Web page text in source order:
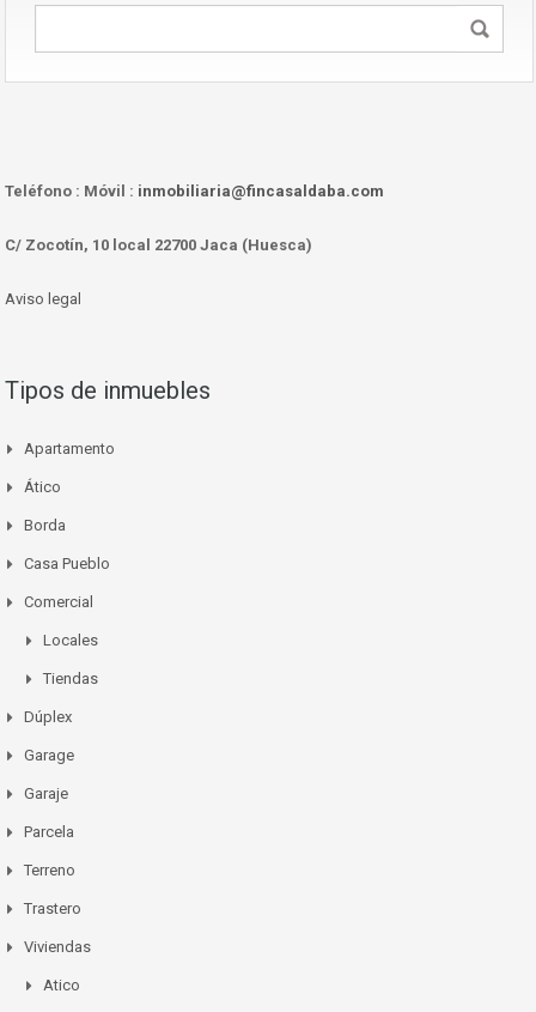
Teléfono : Móvil : inmobiliaria@fincasaldaba.com
C/ Zocotín, 10 local 22700 Jaca (Huesca)
Aviso legal
Tipos de inmuebles
Apartamento
Ático
Borda
Casa Pueblo
Comercial
Locales
Tiendas
Dúplex
Garage
Garaje
Parcela
Terreno
Trastero
Viviendas
Atico